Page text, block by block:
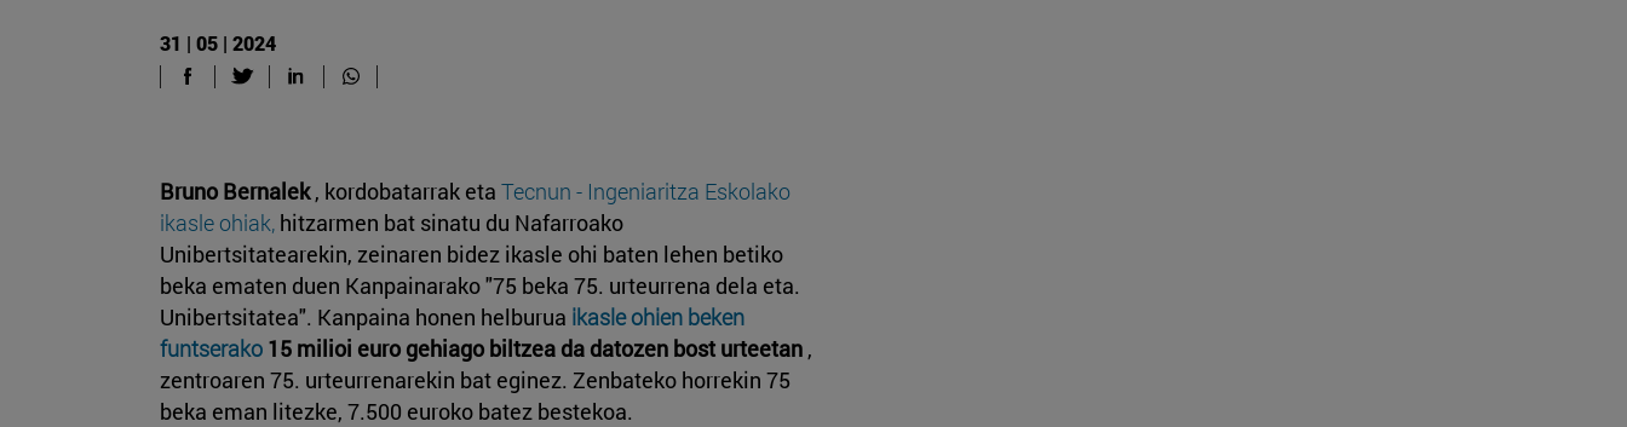
31 | 05 | 2024
Bruno Bernalek, kordobatarrak eta Tecnun - Ingeniaritza Eskolako
ikasle ohiak, hitzarmen bat sinatu du Nafarroako
Unibertsitatearekin, zeinaren bidez ikasle ohi baten lehen betiko
beka ematen duen Kanpainarako "75 beka 75. urteurrena dela eta.
Unibertsitatea". Kanpaina honen helburua ikasle ohien beken
funtserako 15 milioi euro gehiago biltzea da datozen bost urteetan ,
zentroaren 75. urteurrenarekin bat eginez. Zenbateko horrekin 75
beka eman litezke, 7.500 euroko batez bestekoa.